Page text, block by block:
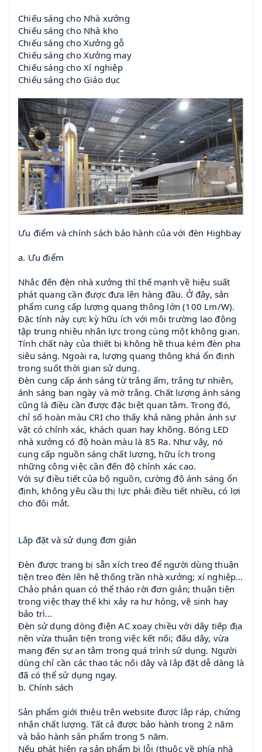
Chiếu sáng cho Nhà xưởng
Chiếu sáng cho Nhà kho
Chiếu sáng cho Xưởng gỗ
Chiếu sáng cho Xưởng may
Chiếu sáng cho Xí nghiệp
Chiếu sáng cho Giáo dục
Ưu điểm và chính sách bảo hành của với đèn Highbay
a. Ưu điểm
Nhắc đến đèn nhà xưởng thì thế mạnh về hiệu suất
phát quang cần được đưa lên hàng đầu. Ở đây, sản
phẩm cung cấp lượng quang thông lớn (100 Lm/W).
Đặc tính này cực kỳ hữu ích với môi trường lao động
tập trung nhiều nhân lực trong cùng một không gian.
Tính chất này của thiết bị không hề thua kém đèn pha
siêu sáng. Ngoài ra, lượng quang thông khá ổn định
trong suốt thời gian sử dụng.
Đèn cung cấp ánh sáng từ trắng ấm, trắng tự nhiên,
ánh sáng ban ngày và mờ trắng. Chất lượng ánh sáng
cũng là điều cần được đặc biệt quan tâm. Trong đó,
chỉ số hoàn màu CRI cho thấy khả năng phản ánh sự
vật có chính xác, khách quan hay không. Bóng LED
nhà xưởng có độ hoàn màu là 85 Ra. Như vậy, nó
cung cấp nguồn sáng chất lượng, hữu ích trong
những công việc cần đến độ chính xác cao.
Với sự điều tiết của bộ nguồn, cường độ ánh sáng ổn
định, không yêu cầu thị lực phải điều tiết nhiều, có lợi
cho đôi mắt.
Lắp đặt và sử dụng đơn giản
Đèn được trang bị sẵn xích treo để người dùng thuận
tiện treo đèn lên hệ thống trần nhà xưởng; xí nghiệp…
Chảo phản quan có thể tháo rời đơn giản; thuận tiện
trong việc thay thế khi xảy ra hư hỏng, vệ sinh hay
bảo trì…
Đèn sử dụng dòng điện AC xoay chiều với dây tiếp địa
nên vừa thuận tiện trong việc kết nối; đấu dây, vừa
mang đến sự an tâm trong quá trình sử dụng. Người
dùng chỉ cần các thao tác nối dây và lắp đặt dễ dàng là
đã có thể sử dụng ngay.
b. Chính sách
Sản phẩm giới thiệu trên website được lắp ráp, chứng
nhận chất lượng. Tất cả được bảo hành trong 2 năm
và bảo hành sản phẩm trong 5 năm.
Nếu phát hiện ra sản phẩm bị lỗi (thuộc về phía nhà